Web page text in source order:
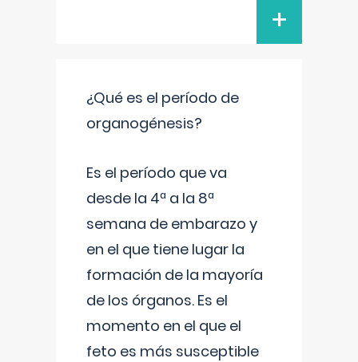
+
¿Qué es el período de
organogénesis?
Es el período que va
desde la 4ª a la 8ª
semana de embarazo y
en el que tiene lugar la
formación de la mayoría
de los órganos. Es el
momento en el que el
feto es más susceptible